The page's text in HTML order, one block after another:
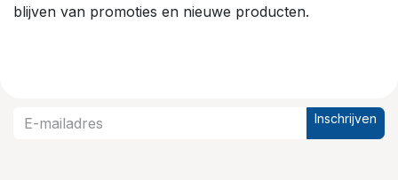
blijven van promoties en nieuwe producten.
Inschrijven